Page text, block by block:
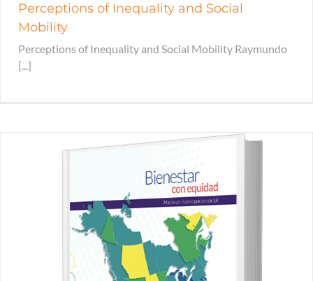
Perceptions of Inequality and Social
Mobility
Perceptions of Inequality and Social Mobility Raymundo
[...]